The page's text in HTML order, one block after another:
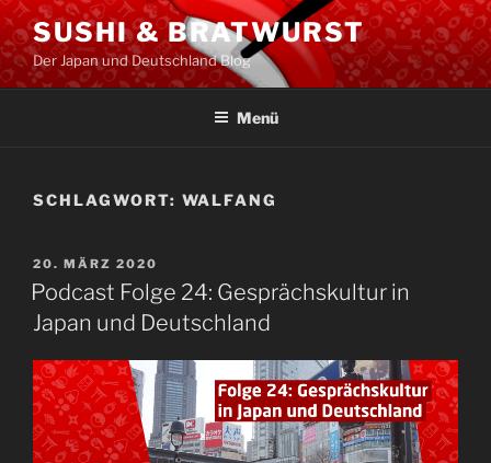
Zum
Inhalt
springen
SUSHI & BRATWURST
Der Japan und Deutschland Blog
Menü
SCHLAGWORT: WALFANG
VERÖFFENTLICHT
AM
20. MÄRZ 2020
Podcast Folge 24: Gesprächskultur in
Japan und Deutschland